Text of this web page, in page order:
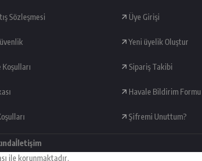
Sözleşmesi Üye Girişi
Yeni üyelik Oluştur
Sipariş Takibi
Havale Bildirim Formu
Şifremi Unuttum?
İletişim
ile korunmaktadır.